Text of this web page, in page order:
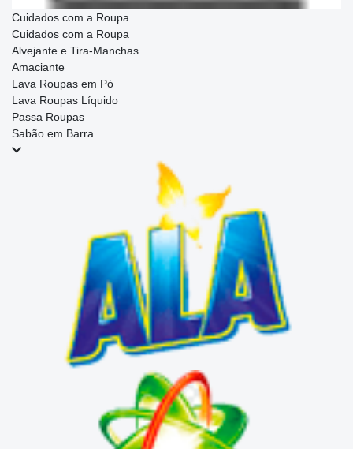
Cuidados com a Roupa
Cuidados com a Roupa
Alvejante e Tira-Manchas
Amaciante
Lava Roupas em Pó
Lava Roupas Líquido
Passa Roupas
Sabão em Barra